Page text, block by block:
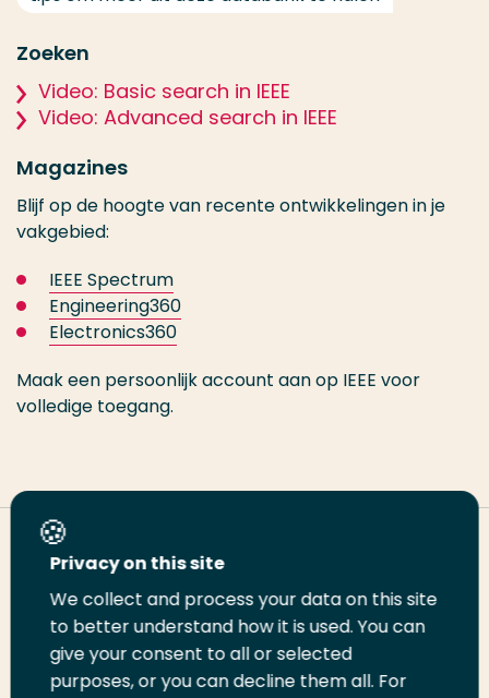
Zoeken
Video: Basic search in IEEE
Video: Advanced search in IEEE
Magazines
Blijf op de hoogte van recente ontwikkelingen in je
vakgebied:
IEEE Spectrum
Engineering360
Electronics360
Maak een persoonlijk account aan op IEEE voor
volledige toegang.
Deel deze pagina
DeelDeel
op
Deel
op
Email
deze
Print
deze
Privacy on this site
We collect and process your data on this site
to better understand how it is used. You can
give your consent to all or selected
purposes, or you can decline them all. For